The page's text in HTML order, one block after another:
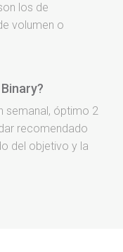
los de
volumen o
semanal, óptimo 2
recomendado
del objetivo y la